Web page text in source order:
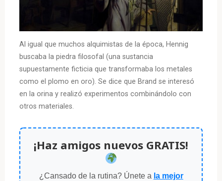
Al igual que muchos alquimistas de la época, Hennig
buscaba la piedra filosofal (una sustancia
supuestamente ficticia que transformaba los metales
como el plomo en oro). Se dice que Brand se interesó
en la orina y realizó experimentos combinándolo con
otros materiales.
¡Haz amigos nuevos GRATIS!
¿Cansado de la rutina? Únete a la mejor